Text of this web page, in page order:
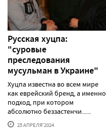
Русская хуцпа:
"суровые
преследования
мусульман в Украине"
Хуцпа известна во всем мире
как еврейский бренд, а именно
подход, при котором
абсолютно беззастенчи......
25 АПРЕЛЯ'2024